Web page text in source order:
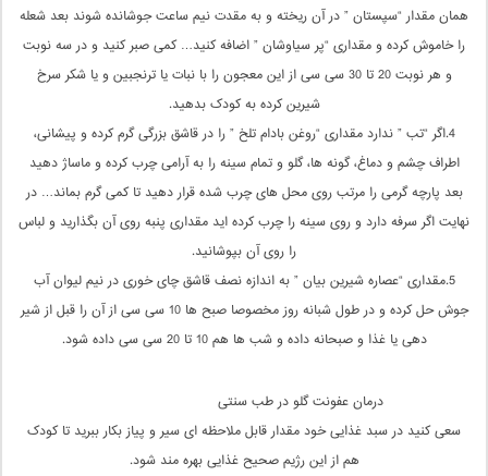
همان مقدار “سپستان ” در آن ریخته و به مقدت نیم ساعت جوشانده شوند بعد شعله
را خاموش کرده و مقداری “پر سیاوشان ” اضافه کنید… کمی صبر کنید و در سه نوبت
و هر نوبت 20 تا 30 سی سی از این معجون را با نبات یا ترنجبین و یا شکر سرخ
شیرین کرده به کودک بدهید.
4.اگر “تب ” ندارد مقداری “روغن بادام تلخ ” را در قاشق بزرگی گرم کرده و پیشانی،
اطراف چشم و دماغ، گونه ها، گلو و تمام سینه را به آرامی چرب کرده و ماساژ دهید
بعد پارچه گرمی را مرتب روی محل های چرب شده قرار دهید تا کمی گرم بماند… در
نهایت اگر سرفه دارد و روی سینه را چرب کرده اید مقداری پنبه روی آن بگذارید و لباس
را روی آن بپوشانید.
5.مقداری “عصاره شیرین بیان ” به اندازه نصف قاشق چای خوری در نیم لیوان آب
جوش حل کرده و در طول شبانه روز مخصوصا صبح ها 10 سی سی از آن را قبل از شیر
دهی یا غذا و صبحانه داده و شب ها هم 10 تا 20 سی سی داده شود.
درمان عفونت گلو در طب سنتی
سعی کنید در سبد غذایی خود مقدار قابل ملاحظه ای سیر و پیاز بکار ببرید تا کودک
هم از این رژیم صحیح غذایی بهره مند شود.